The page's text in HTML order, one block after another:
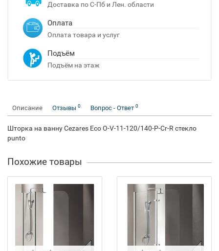
Доставка по С-Пб и Лен. области
Оплата
Оплата товара и услуг
Подъём
Подъём на этаж
Описание Отзывы 0 Вопрос - Ответ 0
Шторка на ванну Cezares Eco O-V-11-120/140-P-Cr-R стекло
punto
Похожие товары